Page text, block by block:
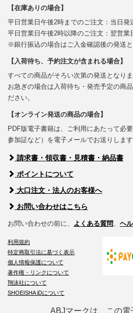
【在庫ありの場合】
平日営業日午後2時までのご注文：当日発
平日営業日午後2時以降のご注文：翌営業
※銀行振込の場合はご入金確認後の発送と
【入荷待ち、予約注文が含まれる場合】
すべての商品がそろい次第の発送となりま
お急ぎの場合は入荷待ち・発売予定の商
ださい。
【オンライン発送の商品の場合】
PDF版電子書籍は、ご利用にあたって必
参加証など）を電子メールでお送りします
請求書・領収書・見積書・納品書
ポイントについて
大口注文・法人のお客様へ
お問い合わせはこちら
お問い合わせの前に、 よくある質問 ヘ
利用規約
特定商取引法に基づく表示
個人情報保護について
著作権・リンクについて
翔泳社について
SHOEISHA iDについて
ABJマークは、この